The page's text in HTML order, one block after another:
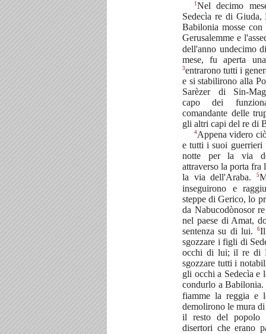
1Nel decimo
Sedecìa re di Giuda,
Babilonia mosse
Gerusalemme e
dell'anno undecimo
mese, fu aperta
3entrarono tutti i
e si stabilirono alla
Sarèzer di Sin-
capo dei
comandante delle
gli altri capi del re di
4Appena videro
e tutti i suoi guerrieri
notte per la via
attraverso la porta fra
la via dell'Araba.5
inseguirono e
steppe di Gerico, lo
da Nabucodònosor
nel paese di Amat,
sentenza su di lui.
6Il
sgozzare i figli di
occhi di lui; il re di
sgozzare tutti i
gli occhi a Sedecìa e
condurlo a Babilonia.
fiamme la reggia e
demolirono le mura
il resto del
disertori che erano